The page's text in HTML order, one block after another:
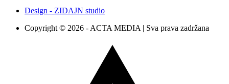
Design - ZIDAJN studio
Copyright © 2026 - ACTA MEDIA | Sva prava zadržana